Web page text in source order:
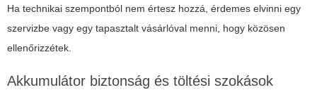
Ha technikai szempontból nem értesz hozzá, érdemes elvinni egy
szervizbe vagy egy tapasztalt vásárlóval menni, hogy közösen
ellenőrizzétek.
Akkumulátor biztonság és töltési szokások